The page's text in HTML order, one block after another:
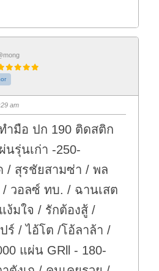
am
ำมือ ปก 190 ติดสติก
นรุ่นเก่า -250-
/ สุรชัยสามซ่า / พล
วอลซ์ ทบ. / ฉานเสต
ง้มใจ / รักต้องสู้ /
ร์ / ไอ้โต /โอ้ลาล้า /
แผ่น GRll - 180-